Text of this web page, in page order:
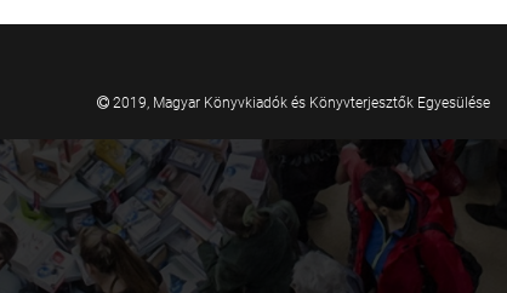
2019, Magyar Könyvkiadók és Könyvterjesztők Egyesülése